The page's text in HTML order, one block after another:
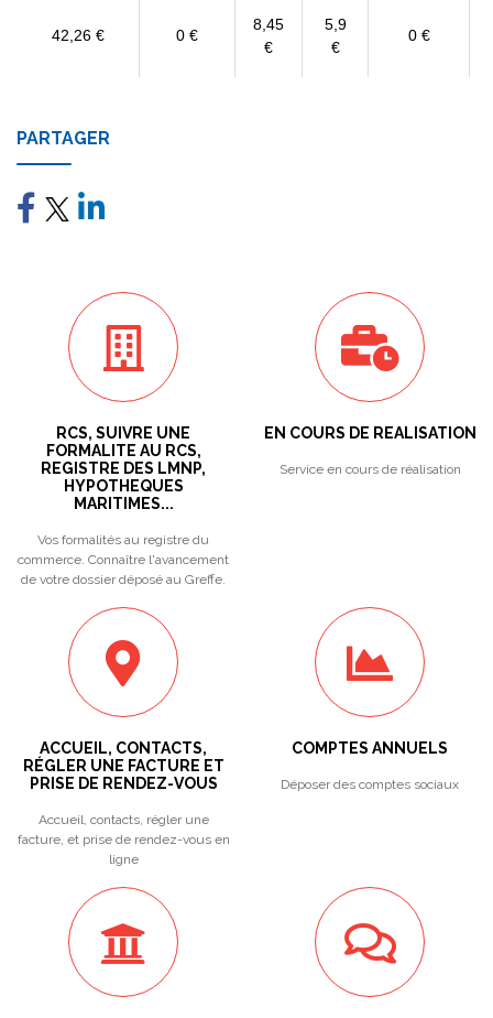
42,26 € 0 €
8,45
€
5,9
€
0 €
PARTAGER
RCS, SUIVRE UNE
FORMALITE AU RCS,
REGISTRE DES LMNP,
HYPOTHEQUES
MARITIMES...
Vos formalités au registre du
commerce. Connaître l'avancement
de votre dossier déposé au Greffe.
EN COURS DE REALISATION
Service en cours de réalisation
ACCUEIL, CONTACTS,
RÉGLER UNE FACTURE ET
PRISE DE RENDEZ-VOUS
Accueil, contacts, régler une
facture, et prise de rendez-vous en
ligne
COMPTES ANNUELS
Déposer des comptes sociaux